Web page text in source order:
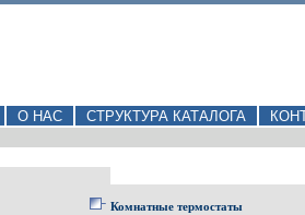
О НАС СТРУКТУРА КАТАЛОГА
Комнатные термостаты